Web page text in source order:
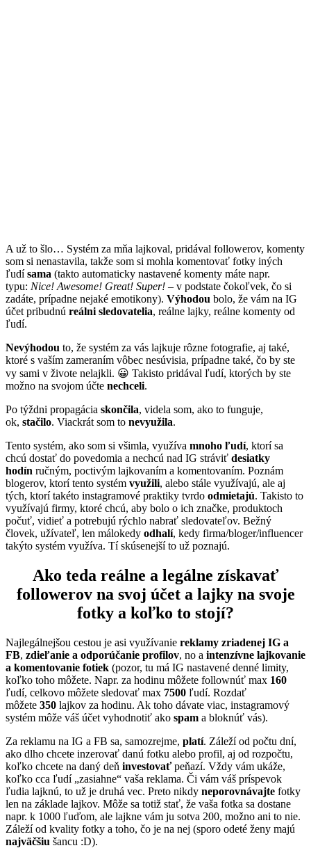
A už to šlo… Systém za mňa lajkoval, pridával followerov, komenty
som si nenastavila, takže som si mohla komentovať fotky iných
ľudísama (takto automaticky nastavené komenty máte napr.
typu: Nice! Awesome! Great! Super! – v podstate čokoľvek, čo si
zadáte, prípadne nejaké emotikony). Výhodou bolo, že vám na IG
účet pribudnú reálni sledovatelia, reálne lajky, reálne komenty od
ľudí.
Nevýhodou to, že systém za vás lajkuje rôzne fotografie, aj také,
ktoré s vaším zameraním vôbec nesúvisia, prípadne také, čo by ste
vy sami v živote nelajkli. 😀 Takisto pridával ľudí, ktorých by ste
možno na svojom účte nechceli.
Po týždni propagácia skončila, videla som, ako to funguje,
ok, stačilo. Viackrát som to nevyužila.
Tento systém, ako som si všimla, využíva mnoho ľudí, ktorí sa
chcú dostať do povedomia a nechcú nad IG stráviť desiatky
hodín ručným, poctivým lajkovaním a komentovaním. Poznám
blogerov, ktorí tento systém využili, alebo stále využívajú, ale aj
tých, ktorí takéto instagramové praktiky tvrdo odmietajú. Takisto to
využívajú firmy, ktoré chcú, aby bolo o ich značke, produktoch
počuť, vidieť a potrebujú rýchlo nabrať sledovateľov. Bežný
človek, užívateľ, len málokedy odhalí, kedy firma/bloger/influencer
takýto systém využíva. Tí skúsenejší to už poznajú.
Ako teda reálne a legálne získavať
followerov na svoj účet a lajky na svoje
fotky a koľko to stojí?
Najlegálnejšou cestou je asi využívanie reklamy zriadenej IG a
FB, zdieľanie a odporúčanie profilov, no a intenzívne lajkovanie
a komentovanie fotiek (pozor, tu má IG nastavené denné limity,
koľko toho môžete. Napr. za hodinu môžete follownúť max 160
ľudí, celkovo môžete sledovať max 7500 ľudí. Rozdať
môžete 350 lajkov za hodinu. Ak toho dávate viac, instagramový
systém môže váš účet vyhodnotiť ako spam a bloknúť vás).
Za reklamu na IG a FB sa, samozrejme, platí. Záleží od počtu dní,
ako dlho chcete inzerovať danú fotku alebo profil, aj od rozpočtu,
koľko chcete na daný deň investovaťpeňazí. Vždy vám ukáže,
koľko cca ľudí „zasiahne“ vaša reklama. Či vám váš príspevok
ľudia lajknú, to už je druhá vec. Preto nikdy neporovnávajte fotky
len na základe lajkov. Môže sa totiž stať, že vaša fotka sa dostane
napr. k 1000 ľuďom, ale lajkne vám ju sotva 200, možno ani to nie.
Záleží od kvality fotky a toho, čo je na nej (sporo odeté ženy majú
najväčšiu šancu :D).